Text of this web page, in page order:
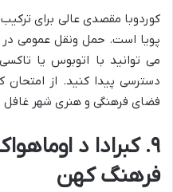
کوردوبا مقصدی عالی برای
پویا است. حمل ونقل عمومی
می توانید با اتوبوس یا
دسترسی پیدا کنید. از
فضای فرهنگی و هنری شهر غافل
۹. کبرادا د
فرهنگ کهن